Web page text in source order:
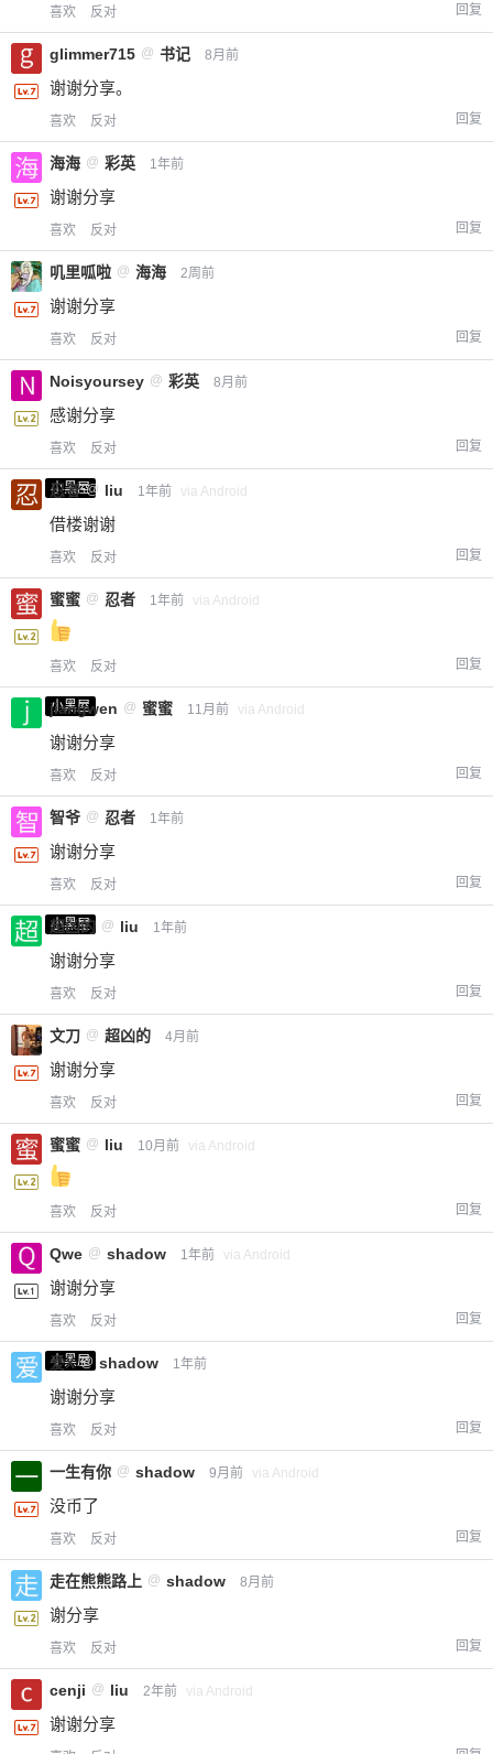
喜欢 反对 回复
glimmer715 @ 书记 8月前
谢谢分享。
喜欢 反对 回复
海海 @ 彩英 1年前
谢谢分享
喜欢 反对 回复
叽里呱啦 @ 海海 2周前
谢谢分享
喜欢 反对 回复
Noisyoursey @ 彩英 8月前
感谢分享
喜欢 反对 回复
小黑屋
忍者 @ liu 1年前 via Android
借楼谢谢
喜欢 反对 回复
蜜蜜 @ 忍者 1年前 via Android
喜欢 反对 回复
小黑屋
jiangwen @ 蜜蜜 11月前 via Android
谢谢分享
喜欢 反对 回复
智爷 @ 忍者 1年前
谢谢分享
喜欢 反对 回复
小黑屋
超凶的 @ liu 1年前
谢谢分享
喜欢 反对 回复
文刀 @ 超凶的 4月前
谢谢分享
喜欢 反对 回复
蜜蜜 @ liu 10月前 via Android
喜欢 反对 回复
Qwe @ shadow 1年前 via Android
谢谢分享
喜欢 反对 回复
小黑屋
爱X @ shadow 1年前
谢谢分享
喜欢 反对 回复
一生有你 @ shadow 9月前 via Android
没币了
喜欢 反对 回复
走在熊熊路上 @ shadow 8月前
谢分享
喜欢 反对 回复
cenji @ liu 2年前 via Android
谢谢分享